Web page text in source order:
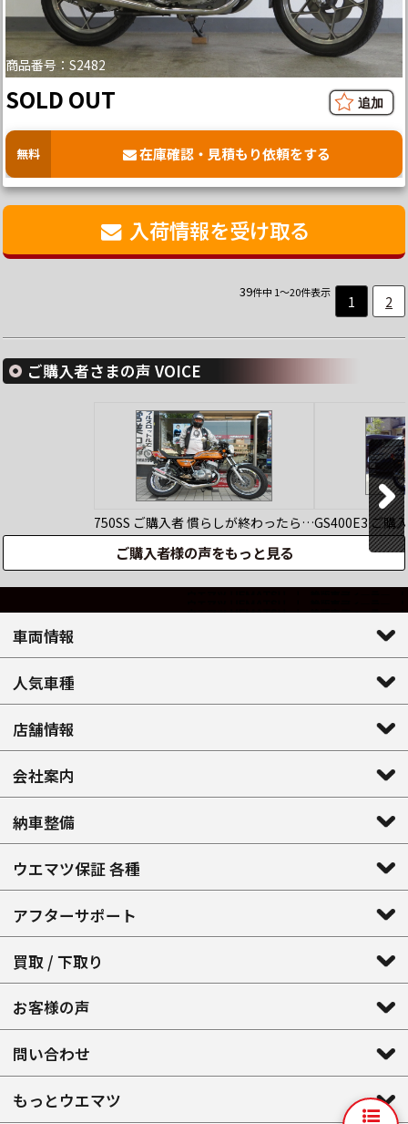
商品番号：S2482
SOLD OUT
無料 在庫確認・見積もり依頼をする
入荷情報を受け取る
39件中 1～20件表示
1 2
ご購入者さまの声 VOICE
750SS ご購入者慣らしが終わったら…GS400E3ご購
ご購入者様の声をもっと見る
車両情報
人気車種
店舗情報
会社案内
納車整備
ウエマツ保証 各種
アフターサポート
買取 / 下取り
お客様の声
問い合わせ
もっとウエマツ